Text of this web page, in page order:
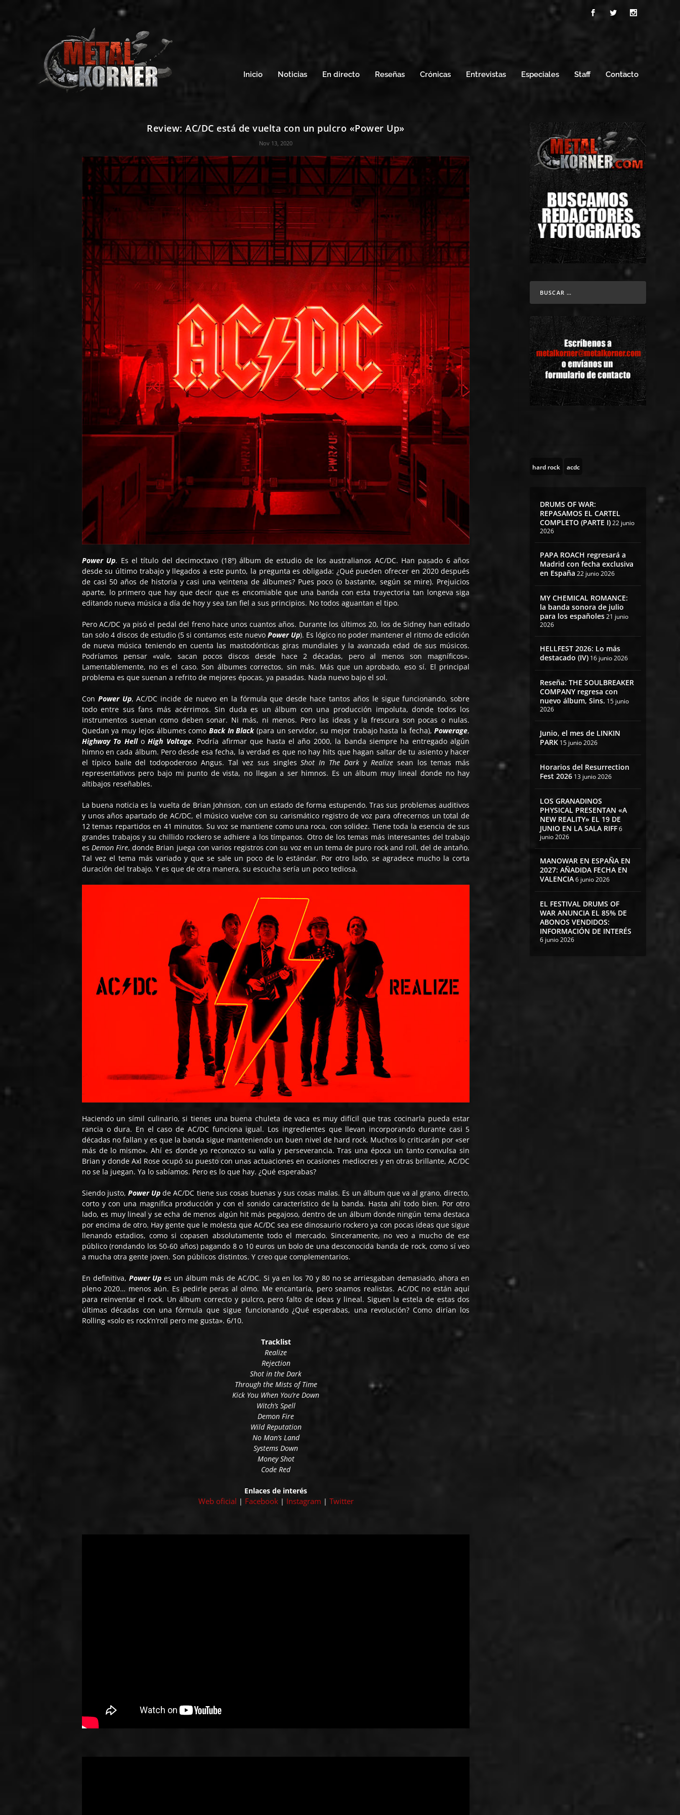
Inicio Noticias En directo Reseñas Crónicas Entrevistas Especiales Staff Contacto
Review: AC/DC está de vuelta con un pulcro «Power Up»
Nov 13, 2020
Power Up. Es el título del decimoctavo (18º) álbum de estudio de los australianos AC/DC. Han pasado 6 años
desde su último trabajo y llegados a este punto, la pregunta es obligada: ¿Qué pueden ofrecer en 2020 después
de casi 50 años de historia y casi una veintena de álbumes? Pues poco (o bastante, según se mire). Prejuicios
aparte, lo primero que hay que decir que es encomiable que una banda con esta trayectoria tan longeva siga
editando nueva música a día de hoy y sea tan fiel a sus principios. No todos aguantan el tipo.
Pero AC/DC ya pisó el pedal del freno hace unos cuantos años. Durante los últimos 20, los de Sidney han editado
tan solo 4 discos de estudio (5 si contamos este nuevoPower Up). Es lógico no poder mantener el ritmo de edición
de nueva música teniendo en cuenta las mastodónticas giras mundiales y la avanzada edad de sus músicos.
Podríamos pensar «vale, sacan pocos discos desde hace 2 décadas, pero al menos son magníficos».
Lamentablemente, no es el caso. Son álbumes correctos, sin más. Más que un aprobado, eso sí. El principal
problema es que suenan a refrito de mejores épocas, ya pasadas. Nada nuevo bajo el sol.
Con Power Up, AC/DC incide de nuevo en la fórmula que desde hace tantos años le sigue funcionando, sobre
todo entre sus fans más acérrimos. Sin duda es un álbum con una producción impoluta, donde todos los
instrumentos suenan como deben sonar. Ni más, ni menos. Pero las ideas y la frescura son pocas o nulas.
Quedan ya muy lejos álbumes como Back In Black (para un servidor, su mejor trabajo hasta la fecha),Powerage,
Highway To Hell oHigh Voltage. Podría afirmar que hasta el año 2000, la banda siempre ha entregado algún
himno en cada álbum. Pero desde esa fecha, la verdad es que no hay hits que hagan saltar de tu asiento y hacer
el típico baile del todopoderoso Angus. Tal vez sus singles Shot In The Dark y Realizesean los temas más
representativos pero bajo mi punto de vista, no llegan a ser himnos. Es un álbum muy lineal donde no hay
altibajos reseñables.
La buena noticia es la vuelta de Brian Johnson, con un estado de forma estupendo. Tras sus problemas auditivos
y unos años apartado de AC/DC, el músico vuelve con su carismático registro de voz para ofrecernos un total de
12 temas repartidos en 41 minutos. Su voz se mantiene como una roca, con solidez. Tiene toda la esencia de sus
grandes trabajos y su chillido rockero se adhiere a los tímpanos. Otro de los temas más interesantes del trabajo
es Demon Fire, donde Brian juega con varios registros con su voz en un tema de puro rock and roll, del de antaño.
Tal vez el tema más variado y que se sale un poco de lo estándar. Por otro lado, se agradece mucho la corta
duración del trabajo. Y es que de otra manera, su escucha sería un poco tediosa.
Haciendo un símil culinario, si tienes una buena chuleta de vaca es muy difícil que tras cocinarla pueda estar
rancia o dura. En el caso de AC/DC funciona igual. Los ingredientes que llevan incorporando durante casi 5
décadas no fallan y es que la banda sigue manteniendo un buen nivel de hard rock. Muchos lo criticarán por «ser
más de lo mismo». Ahí es donde yo reconozco su valía y perseverancia. Tras una época un tanto convulsa sin
Brian y donde Axl Rose ocupó su puesto con unas actuaciones en ocasiones mediocres y en otras brillante, AC/DC
no se la juegan. Ya lo sabíamos. Pero es lo que hay. ¿Qué esperabas?
Siendo justo,Power Up de AC/DC tiene sus cosas buenas y sus cosas malas. Es un álbum que va al grano, directo,
corto y con una magnífica producción y con el sonido característico de la banda. Hasta ahí todo bien. Por otro
lado, es muy lineal y se echa de menos algún hit más pegajoso, dentro de un álbum donde ningún tema destaca
por encima de otro. Hay gente que le molesta que AC/DC sea ese dinosaurio rockero ya con pocas ideas que sigue
llenando estadios, como si copasen absolutamente todo el mercado. Sinceramente, no veo a mucho de ese
público (rondando los 50-60 años) pagando 8 o 10 euros un bolo de una desconocida banda de rock, como sí veo
a mucha otra gente joven. Son públicos distintos. Y creo que complementarios.
En definitiva, Power Up es un álbum más de AC/DC. Si ya en los 70 y 80 no se arriesgaban demasiado, ahora en
pleno 2020… menos aún. Es pedirle peras al olmo. Me encantaría, pero seamos realistas. AC/DC no están aquí
para reinventar el rock. Un álbum correcto y pulcro, pero falto de ideas y lineal. Siguen la estela de estas dos
últimas décadas con una fórmula que sigue funcionando ¿Qué esperabas, una revolución? Como dirían los
Rolling «solo es rock’n’roll pero me gusta». 6/10.
Tracklist
Realize
Rejection
Shot in the Dark
Through the Mists of Time
Kick You When You’re Down
Witch’s Spell
Demon Fire
Wild Reputation
No Man’s Land
Systems Down
Money Shot
Code Red
Enlaces de interés
Web oficial | Facebook| Instagram | Twitter
hard rock acdc
DRUMS OF WAR:
REPASAMOS EL CARTEL
COMPLETO (PARTE I)22 junio
2026
PAPA ROACH regresará a
Madrid con fecha exclusiva
en España 22 junio 2026
MY CHEMICAL ROMANCE:
la banda sonora de julio
para los españoles21 junio
2026
HELLFEST 2026: Lo más
destacado (IV) 16 junio 2026
Reseña: THE SOULBREAKER
COMPANY regresa con
nuevo álbum, Sins. 15 junio
2026
Junio, el mes de LINKIN
PARK 15 junio 2026
Horarios del Resurrection
Fest 2026 13 junio 2026
LOS GRANADINOS
PHYSICAL PRESENTAN «A
NEW REALITY» EL 19 DE
JUNIO EN LA SALA RIFF6
junio 2026
MANOWAR EN ESPAÑA EN
2027: AÑADIDA FECHA EN
VALENCIA6 junio 2026
EL FESTIVAL DRUMS OF
WAR ANUNCIA EL 85% DE
ABONOS VENDIDOS:
INFORMACIÓN DE INTERÉS
6 junio 2026